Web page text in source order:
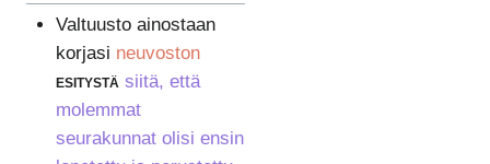
Valtuusto ainostaan
korjasi neuvoston
esitystä siitä, että
molemmat
seurakunnat olisi ensin